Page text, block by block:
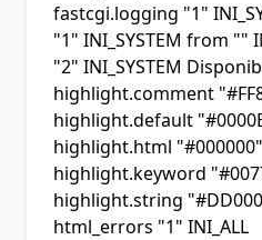
fastcgi.logging "1"
"1" INI_SYSTEM from ""
"2" INI_SYSTEM
highlight.comment
highlight.default
highlight.html
highlight.keyword
highlight.string
html_errors "1" INI_ALL